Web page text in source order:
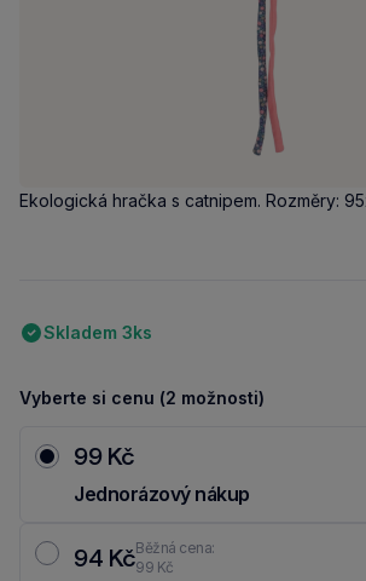
Ekologická hračka s catnipem. Rozměry:
Skladem 3ks
Vyberte si cenu (2 možnosti)
99 Kč
Jednorázový nákup
94 KčBěžná cena:
99 Kč